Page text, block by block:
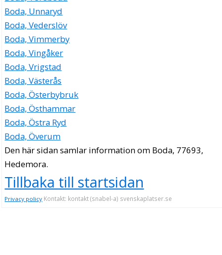
Boda, Unnaryd
Boda, Vederslöv
Boda, Vimmerby
Boda, Vingåker
Boda, Vrigstad
Boda, Västerås
Boda, Österbybruk
Boda, Östhammar
Boda, Östra Ryd
Boda, Överum
Den här sidan samlar information om Boda, 77693,
Hedemora.
Tillbaka till startsidan
Privacy policy Kontakt: kontakt (snabel-a) svenskaplatser.se